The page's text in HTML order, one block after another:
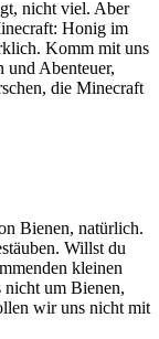
nicht viel. Aber
Honig im
Komm mit uns
und Abenteuer,
die Minecraft
Bienen, natürlich.
Willst du
kleinen
nicht um Bienen,
wir uns nicht mit